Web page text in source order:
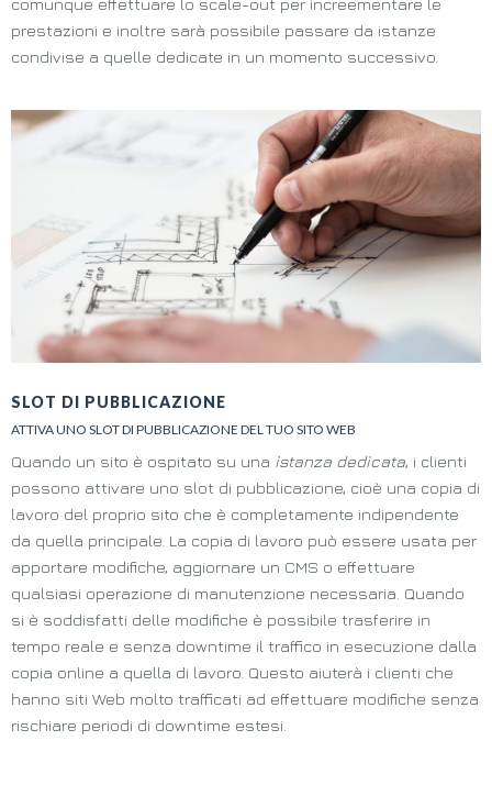
prestazioni e inoltre sarà possibile passare da istanze
condivise a quelle dedicate in un momento successivo.
SLOT DI PUBBLICAZIONE
ATTIVA UNO SLOT DI PUBBLICAZIONE DEL TUO SITO WEB
Quando un sito è ospitato su una istanza dedicata, i clienti
possono attivare uno slot di pubblicazione, cioè una copia di
lavoro del proprio sito che è completamente indipendente
da quella principale. La copia di lavoro può essere usata per
apportare modifiche, aggiornare un CMS o effettuare
qualsiasi operazione di manutenzione necessaria. Quando
si è soddisfatti delle modifiche è possibile trasferire in
tempo reale e senza downtime il traffico in esecuzione dalla
copia online a quella di lavoro. Questo aiuterà i clienti che
hanno siti Web molto trafficati ad effettuare modifiche senza
rischiare periodi di downtime estesi.